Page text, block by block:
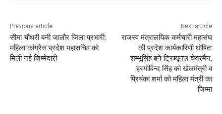
Previous article
सीमा चौधरी बनी जालौर जिला प्रभारी:
महिला कांग्रेस प्रदेश महासचिव को
मिली नई जिम्मेदारी
Next article
राजस्व मंत्रालयिक कर्मचारी महासंघ
की प्रदेश कार्यकारिणी घोषित:
शम्भूसिंह बने ट्रिब्यूनल चेयरमैन,
हरगोविन्द सिंह को खेलमंत्री व
प्रियंका शर्मा को महिला मंत्री का
जिम्मा